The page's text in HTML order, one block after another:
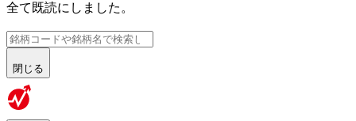
全て既読にしました。
閉じる